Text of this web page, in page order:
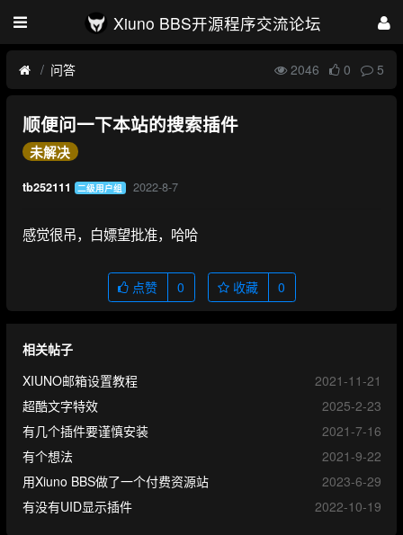
Xiuno BBS开源程序交流论坛
问答 2046 0 5
顺便问一下本站的搜索插件
未解决
tb252111 二级用户组 2022-8-7
感觉很吊，白嫖望批准，哈哈
点赞 0 收藏 0
相关帖子
XIUNO邮箱设置教程
2021-11-21
超酷文字特效
2025-2-23
有几个插件要谨慎安装
2021-7-16
有个想法
2021-9-22
用Xiuno BBS做了一个付费资源站
2023-6-29
有没有UID显示插件
2022-10-19